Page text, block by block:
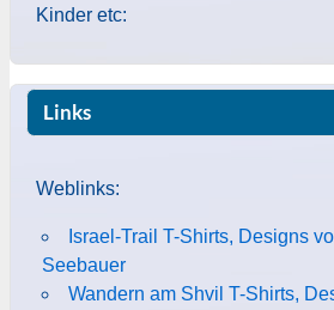
Kinder etc:
Links
Weblinks:
Israel-Trail T-Shirts, Designs
Seebauer
Wandern am Shvil T-Shirts,